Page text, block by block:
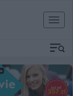
Toggle